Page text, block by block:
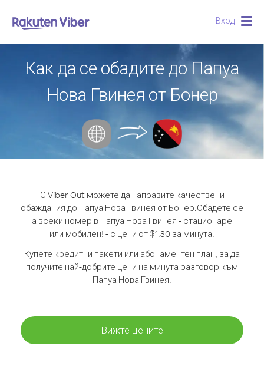
Вход
Как да се обадите до Папуа
Нова Гвинея от Бонер
С Viber Out можете да направите качествени
обаждания до Папуа Нова Гвинея от Бонер.Обадете се
на всеки номер в Папуа Нова Гвинея - стационарен
или мобилен! - с цени от $1.30 за минута.
Купете кредитни пакети или абонаментен план, за да
получите най-добрите цени на минута разговор към
Папуа Нова Гвинея.
Вижте цените